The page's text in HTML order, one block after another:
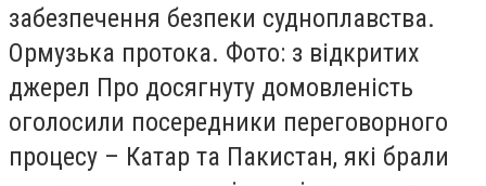
забезпечення безпеки судноплавства.
Ормузька протока. Фото: з відкритих
джерел Про досягнуту домовленість
оголосили посередники переговорного
процесу – Катар та Пакистан, які брали